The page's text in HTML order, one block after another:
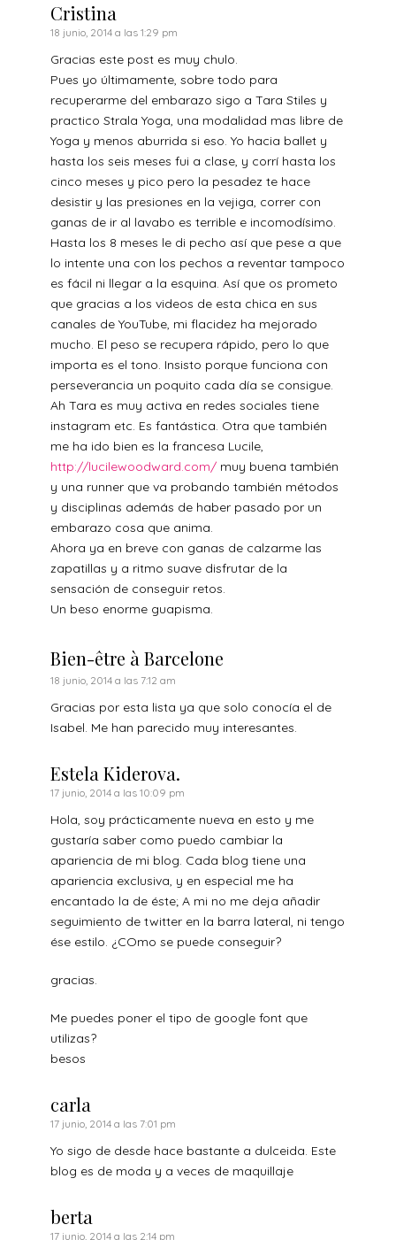
Cristina
18 junio, 2014 a las 1:29 pm
Gracias este post es muy chulo.
Pues yo últimamente, sobre todo para
recuperarme del embarazo sigo a Tara Stiles y
practico Strala Yoga, una modalidad mas libre de
Yoga y menos aburrida si eso. Yo hacia ballet y
hasta los seis meses fui a clase, y corrí hasta los
cinco meses y pico pero la pesadez te hace
desistir y las presiones en la vejiga, correr con
ganas de ir al lavabo es terrible e incomodísimo.
Hasta los 8 meses le di pecho así que pese a que
lo intente una con los pechos a reventar tampoco
es fácil ni llegar a la esquina. Así que os prometo
que gracias a los videos de esta chica en sus
canales de YouTube, mi flacidez ha mejorado
mucho. El peso se recupera rápido, pero lo que
importa es el tono. Insisto porque funciona con
perseverancia un poquito cada día se consigue.
Ah Tara es muy activa en redes sociales tiene
instagram etc. Es fantástica. Otra que también
me ha ido bien es la francesa Lucile,
http://lucilewoodward.com/ muy buena también
y una runner que va probando también métodos
y disciplinas además de haber pasado por un
embarazo cosa que anima.
Ahora ya en breve con ganas de calzarme las
zapatillas y a ritmo suave disfrutar de la
sensación de conseguir retos.
Un beso enorme guapisma.
Bien-être à Barcelone
18 junio, 2014 a las 7:12 am
Gracias por esta lista ya que solo conocía el de
Isabel. Me han parecido muy interesantes.
Estela Kiderova.
17 junio, 2014 a las 10:09 pm
Hola, soy prácticamente nueva en esto y me
gustaría saber como puedo cambiar la
apariencia de mi blog. Cada blog tiene una
apariencia exclusiva, y en especial me ha
encantado la de éste; A mi no me deja añadir
seguimiento de twitter en la barra lateral, ni tengo
ése estilo. ¿COmo se puede conseguir?
gracias.
Me puedes poner el tipo de google font que
utilizas?
besos
carla
17 junio, 2014 a las 7:01 pm
Yo sigo de desde hace bastante a dulceida. Este
blog es de moda y a veces de maquillaje
berta
17 junio, 2014 a las 2:14 pm